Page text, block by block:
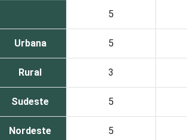
5
Urbana 5
Rural 3
Sudeste 5
Nordeste 5